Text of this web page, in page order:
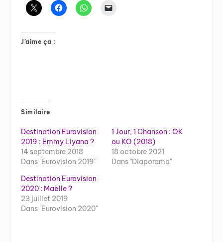
J’aime ça :
Similaire
Destination Eurovision
2019 : Emmy Liyana ?
14 septembre 2018
Dans "Eurovision 2019"
1 Jour, 1 Chanson : OK
ou KO (2018)
18 octobre 2021
Dans "Diaporama"
Destination Eurovision
2020 : Maëlle ?
23 juillet 2019
Dans "Eurovision 2020"